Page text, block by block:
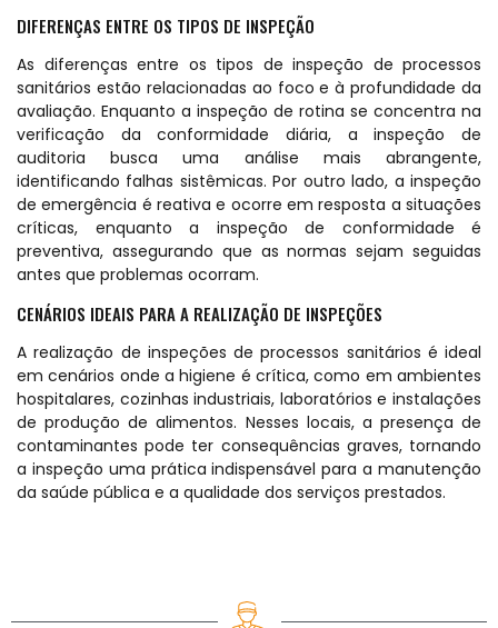
DIFERENÇAS ENTRE OS TIPOS DE INSPEÇÃO
As diferenças entre os tipos de inspeção de processos
sanitários estão relacionadas ao foco e à profundidade da
avaliação. Enquanto a inspeção de rotina se concentra na
verificação da conformidade diária, a inspeção de
auditoria busca uma análise mais abrangente,
identificando falhas sistêmicas. Por outro lado, a inspeção
de emergência é reativa e ocorre em resposta a situações
críticas, enquanto a inspeção de conformidade é
preventiva, assegurando que as normas sejam seguidas
antes que problemas ocorram.
CENÁRIOS IDEAIS PARA A REALIZAÇÃO DE INSPEÇÕES
A realização de inspeções de processos sanitários é ideal
em cenários onde a higiene é crítica, como em ambientes
hospitalares, cozinhas industriais, laboratórios e instalações
de produção de alimentos. Nesses locais, a presença de
contaminantes pode ter consequências graves, tornando
a inspeção uma prática indispensável para a manutenção
da saúde pública e a qualidade dos serviços prestados.